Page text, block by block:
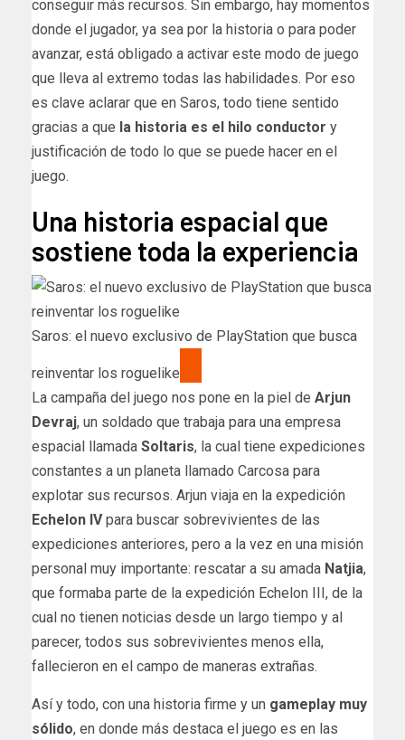
conseguir más recursos. Sin embargo, hay momentos
donde el jugador, ya sea por la historia o para poder
avanzar, está obligado a activar este modo de juego
que lleva al extremo todas las habilidades. Por eso
es clave aclarar que en Saros, todo tiene sentido
gracias a que la historia es el hilo conductor y
justificación de todo lo que se puede hacer en el
juego.
Una historia espacial que
sostiene toda la experiencia
Saros: el nuevo exclusivo de PlayStation que busca
reinventar los roguelike
La campaña del juego nos pone en la piel de Arjun
Devraj, un soldado que trabaja para una empresa
espacial llamada Soltaris, la cual tiene expediciones
constantes a un planeta llamado Carcosa para
explotar sus recursos. Arjun viaja en la expedición
Echelon IVpara buscar sobrevivientes de las
expediciones anteriores, pero a la vez en una misión
personal muy importante: rescatar a su amada Natjia,
que formaba parte de la expedición Echelon III, de la
cual no tienen noticias desde un largo tiempo y al
parecer, todos sus sobrevivientes menos ella,
fallecieron en el campo de maneras extrañas.
Así y todo, con una historia firme y un gameplay muy
sólido, en donde más destaca el juego es en las